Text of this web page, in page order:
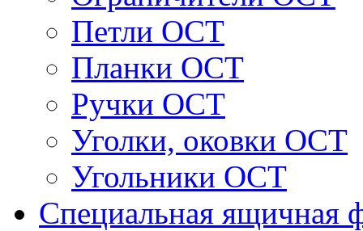
Петли ОСТ
Планки ОСТ
Ручки ОСТ
Уголки, оковки ОСТ
Угольники ОСТ
Специальная ящичная